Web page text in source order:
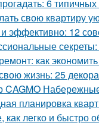
6
свою квартиру
эффективно: 12
как
жизнь: 25
CAGMO
планировка
как легко и